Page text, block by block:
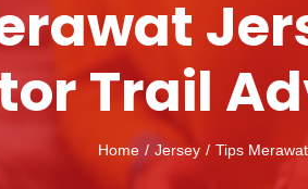
Trail
Home Jersey Tips